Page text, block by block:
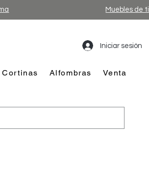
Muebles de
Iniciar sesión
Cortinas Alfombras Venta